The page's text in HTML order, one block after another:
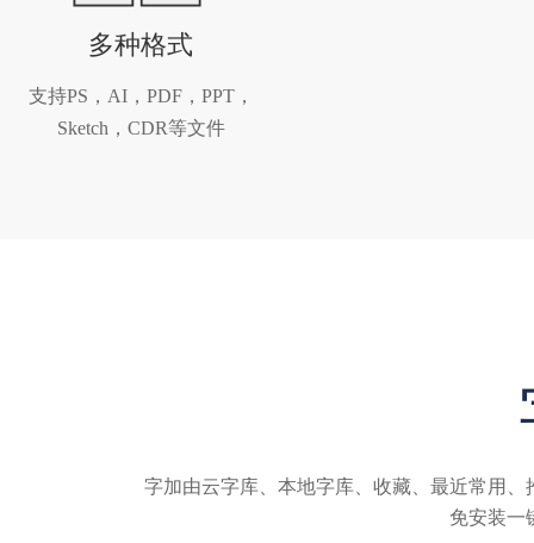
多种格式
支持PS，AI，PDF，PPT，
Sketch，CDR等文件
字加由云字库、本地字库、收藏、最近常用
免安装一